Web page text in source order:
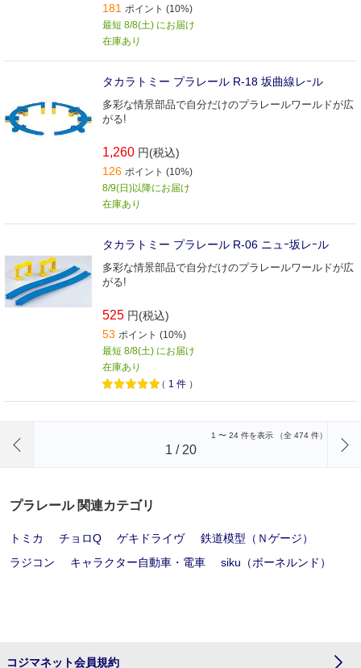
181 ポイント (10%)
最短 8/8(土) にお届け
在庫あり
タカラトミー プラレール R-18 坂曲線レｰル
多彩な情景部品で自分だけのプラレールワールドが広
がる!
1,260 円(税込)
126 ポイント (10%)
8/9(日)以降にお届け
在庫あり
タカラトミー プラレール R-06 ニュｰ坂レｰル
多彩な情景部品で自分だけのプラレールワールドが広
がる!
525 円(税込)
53 ポイント (10%)
最短 8/8(土) にお届け
在庫あり
（ 1 件 ）
1 〜 24 件を表示 （全 474 件）
1 / 20
プラレール 関連カテゴリ
トミカ チョロQ ゲキドライヴ
鉄道模型（Ｎゲージ）
ラジコン
キャラクター自動車・電車 siku（ボーネルンド）
コジマネット会員規約